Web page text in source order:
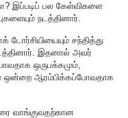
இப்படிப் பல கேள்விகளை
நடத்தினார்.
சந்தித்து
இதனால் அவர்
ஒருபக்கமும்,
ஒன்றை ஆரம்பிக்கப்போவதாக
வாங்குவதற்கான